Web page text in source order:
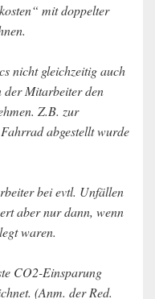
mit doppelter
nicht gleichzeitig auch
der Mitarbeiter den
Z.B. zur
abgestellt wurde
bei evtl. Unfällen
aber nur dann, wenn
waren.
CO2-Einsparung
(Anm. der Red.